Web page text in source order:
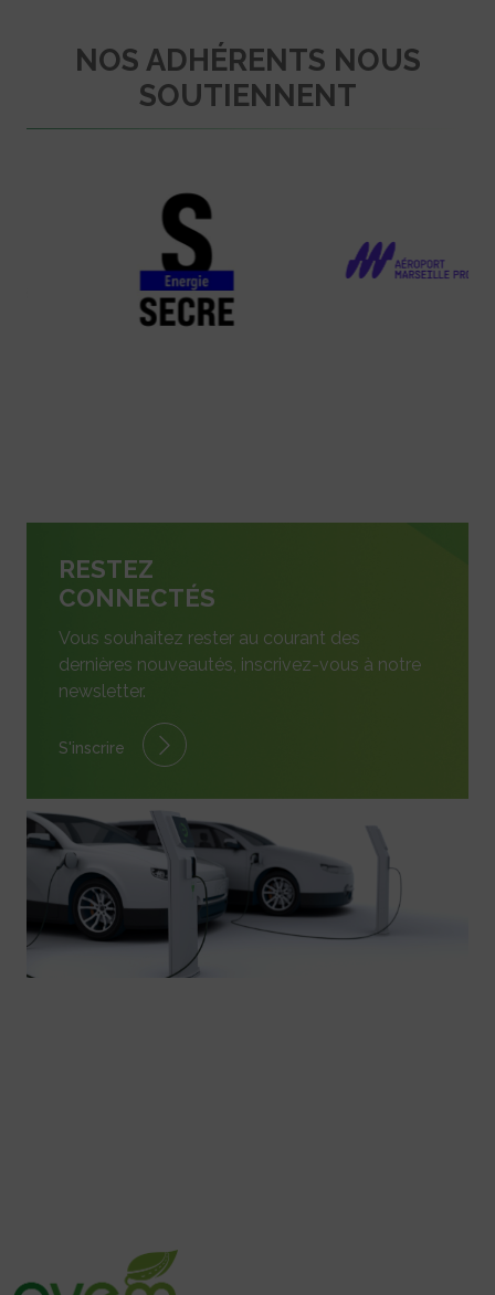
NOS ADHÉRENTS NOUS
SOUTIENNENT
RESTEZ
CONNECTÉS
Vous souhaitez rester au courant des
dernières nouveautés, inscrivez-vous à notre
newsletter.
S'inscrire